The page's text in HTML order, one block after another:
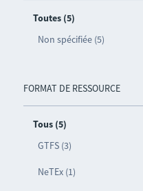
Toutes (5)
Non spécifiée (5)
FORMAT DE RESSOURCE
Tous (5)
GTFS (3)
NeTEx (1)